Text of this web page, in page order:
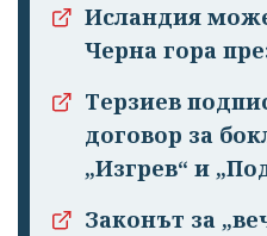
Исландия
Черна гора
Терзиев
договор за
„Изгрев“ и
Законът за